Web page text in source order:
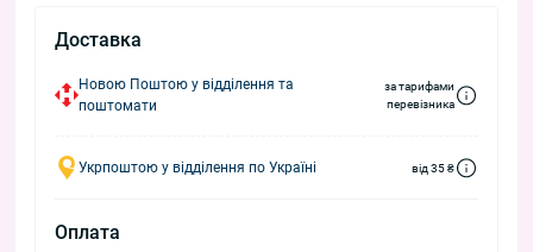
Доставка
Новою Поштою у відділення та
поштомати
за тарифами
перевізника
Укрпоштою у відділення по Україні від 35 ₴
Оплата